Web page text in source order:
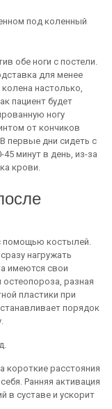
под коленный
обе ноги с постели.
для менее
настолько,
пациент будет
ногу
от кончиков
первые дни сидеть с
минут в день, из-за
крови.
помощью костылей.
нагружать
имеются свои
разная
пластики при
порядок
короткие расстояния
Ранняя активация
в суставе и ускорит